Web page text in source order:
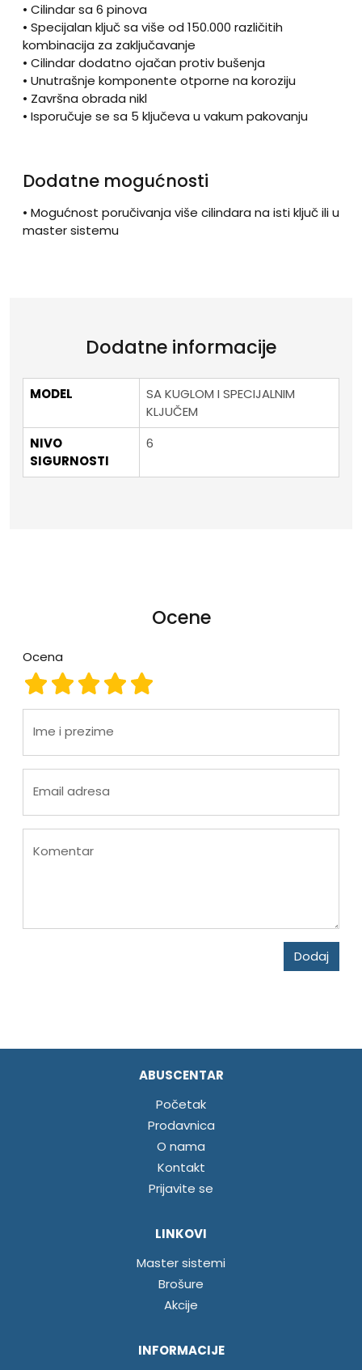
• Cilindar sa 6 pinova
• Specijalan ključ sa više od 150.000 različitih
kombinacija za zaključavanje
• Cilindar dodatno ojačan protiv bušenja
• Unutrašnje komponente otporne na koroziju
• Završna obrada nikl
• Isporučuje se sa 5 ključeva u vakum pakovanju
Dodatne mogućnosti
• Mogućnost poručivanja više cilindara na isti ključ ili u
master sistemu
Dodatne informacije
MODEL
SA KUGLOM I SPECIJALNIM
KLJUČEM
NIVO
SIGURNOSTI
6
Ocene
Ocena
Ocena 5
Ocena 4
Ocena 3
Ocena 2
Ocena 1
Ime i prezime
Email adresa
Komentar
Dodaj
ABUSCENTAR
Početak
Prodavnica
O nama
Kontakt
Prijavite se
LINKOVI
Master sistemi
Brošure
Akcije
INFORMACIJE